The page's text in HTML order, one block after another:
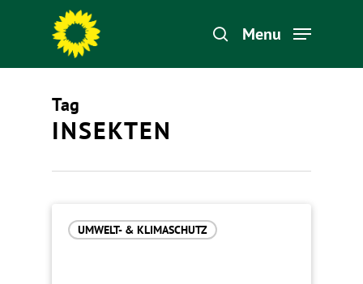
Hit enter to search or ESC to close
Menu
Tag
INSEKTEN
UMWELT- & KLIMASCHUTZ